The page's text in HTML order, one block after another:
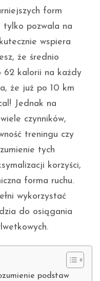
form
tylko pozwala na
wspiera
że średnio
62 kalorii na każdy
że już po 10 km
Jednak na
czynników,
treningu czy
tych
korzyści,
forma ruchu.
wykorzystać
do osiągania
podstaw